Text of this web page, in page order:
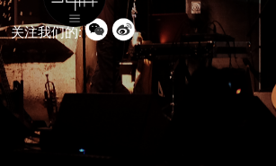
关注我们的: